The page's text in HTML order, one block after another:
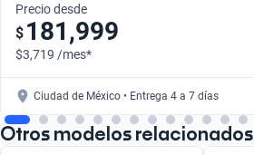
Precio desde
$ 181,999
$3,719 /mes*
Ciudad de México • Entrega 4 a 7 días
Otros modelos relacionados